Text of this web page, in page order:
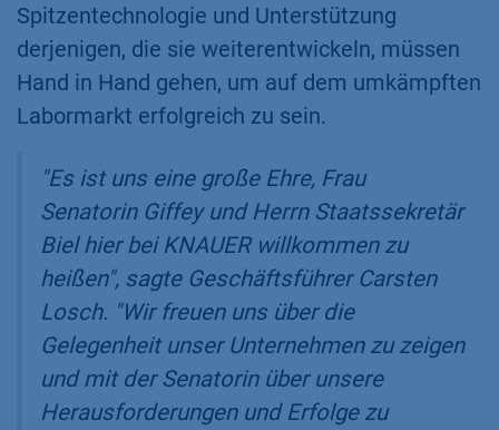
Spitzentechnologie und Unterstützung
derjenigen, die sie weiterentwickeln, müssen
Hand in Hand gehen, um auf dem umkämpften
Labormarkt erfolgreich zu sein.
"Es ist uns eine große Ehre, Frau
Senatorin Giffey und Herrn Staatssekretär
Biel hier bei KNAUER willkommen zu
heißen", sagte Geschäftsführer Carsten
Losch. "Wir freuen uns über die
Gelegenheit unser Unternehmen zu zeigen
und mit der Senatorin über unsere
Herausforderungen und Erfolge zu